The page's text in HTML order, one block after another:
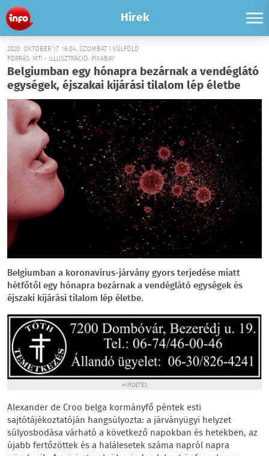
Hírek
2020. OKTÓBER 17. 16:04, SZOMBAT | KÜLFÖLD
FORRÁS: MTI - ILLUSZTRÁCIÓ: PIXABAY
Belgiumban egy hónapra bezárnak a vendéglátó
egységek, éjszakai kijárási tilalom lép életbe
Belgiumban a koronavírus-járvány gyors terjedése miatt
hétfőtől egy hónapra bezárnak a vendéglátó egységek és
éjszaki kijárási tilalom lép életbe.
HIRDETÉS
Alexander de Croo belga kormányfő péntek esti
sajtótájékoztatóján hangsúlyozta: a járványügyi helyzet
súlyosbodása várható a következő napokban és hetekben, az
újabb fertőzöttek és a halálesetek száma napról napra